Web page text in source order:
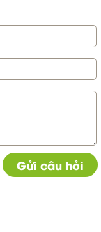
Gửi câu hỏi